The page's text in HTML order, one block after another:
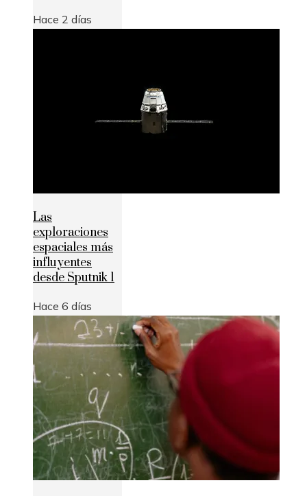
Hace 2 días
Las
exploraciones
espaciales más
influyentes
desde Sputnik 1
Hace 6 días